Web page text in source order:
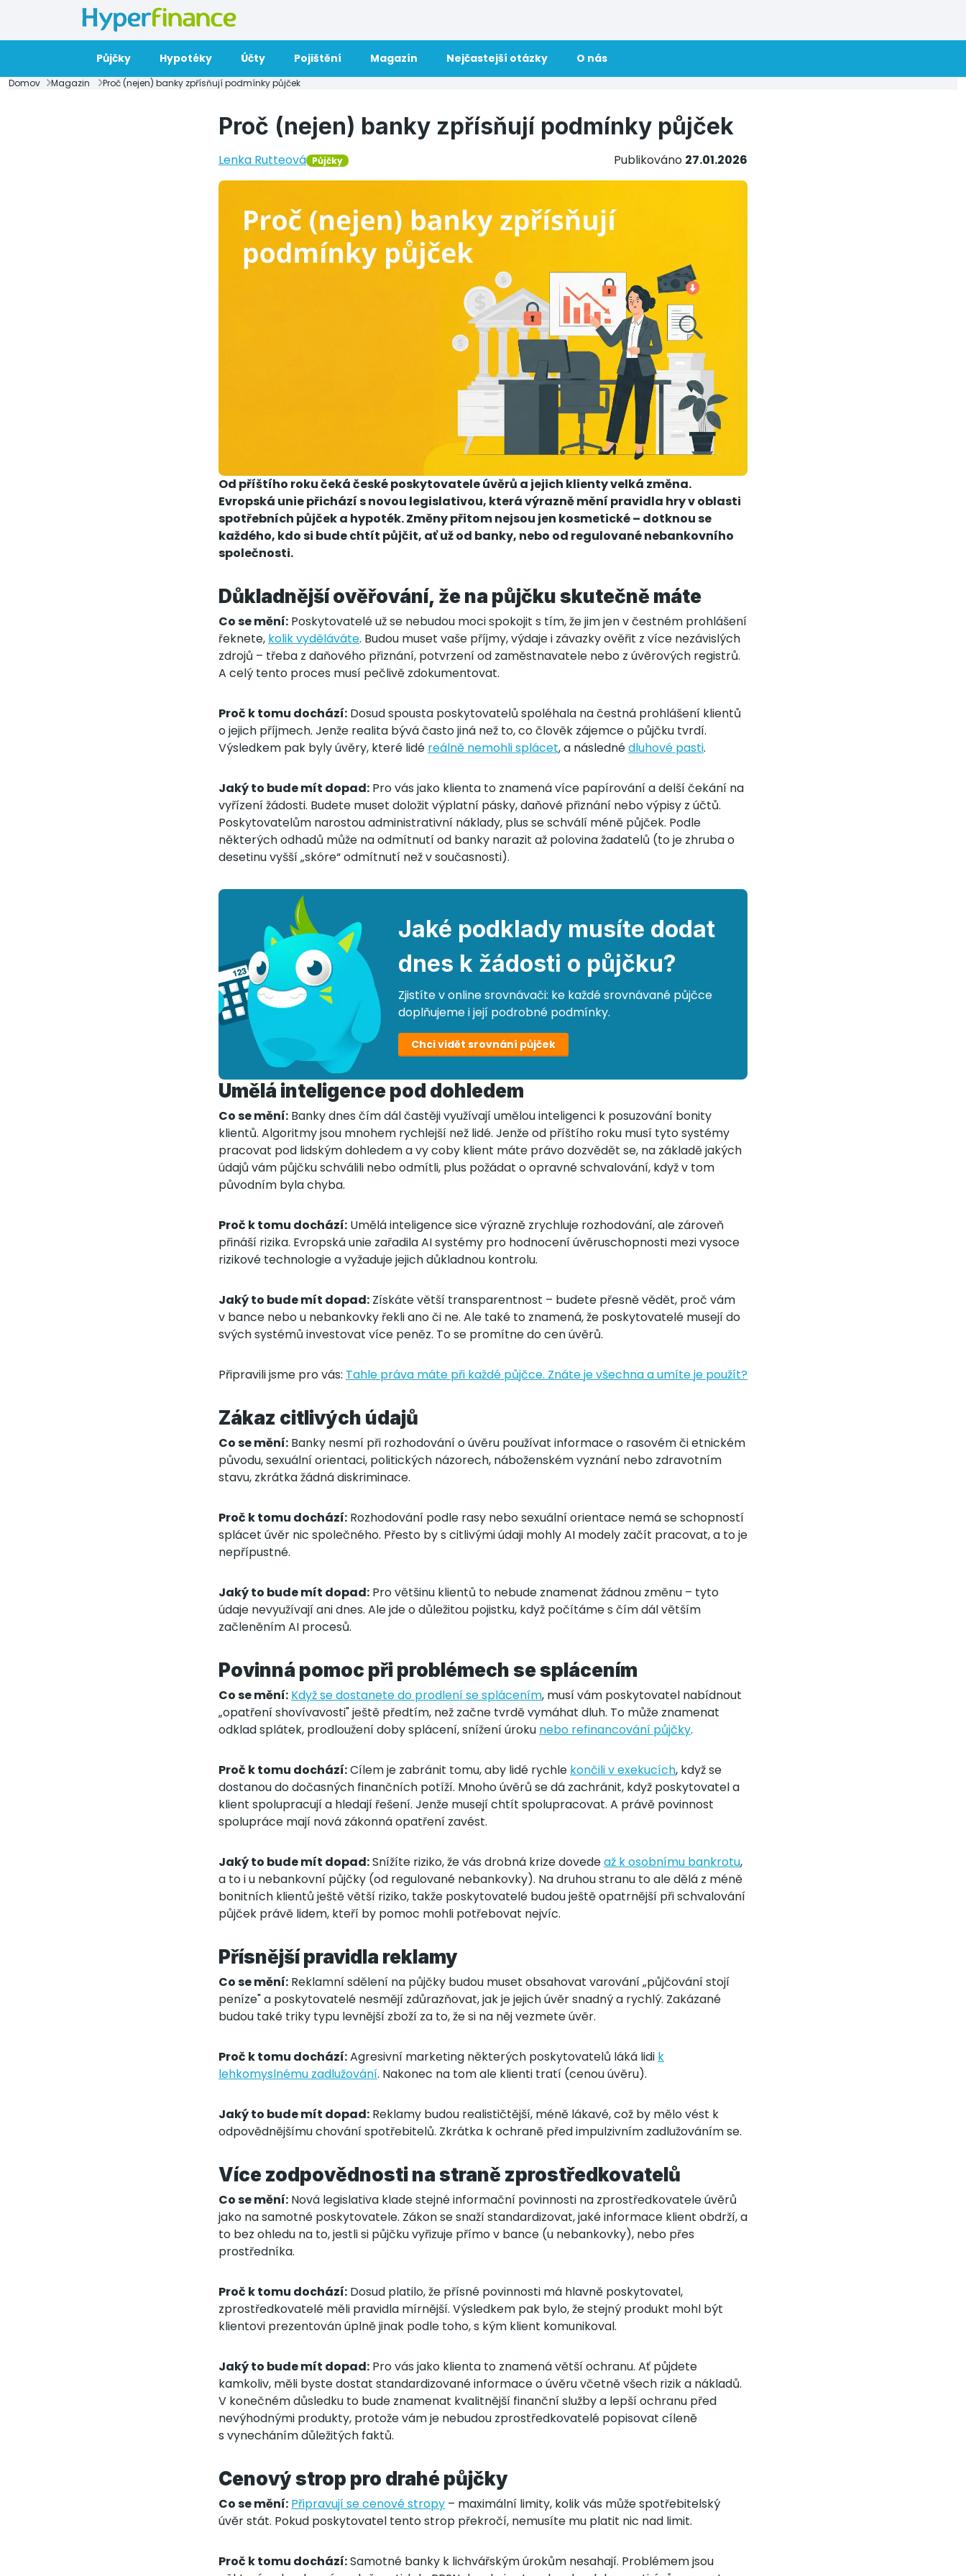
Půjčky Hypotéky Účty Pojištění Magazín Nejčastejší otázky O nás
Domov Magazin Proč (nejen) banky zpřísňují podmínky půjček
Proč (nejen) banky zpřísňují podmínky půjček
Lenka Rutteová Půjčky Publikováno 27.01.2026
Od příštího roku čeká české poskytovatele úvěrů a jejich klienty velká změna.
Evropská unie přichází s novou legislativou, která výrazně mění pravidla hry v oblasti
spotřebních půjček a hypoték. Změny přitom nejsou jen kosmetické – dotknou se
každého, kdo si bude chtít půjčit, ať už od banky, nebo od regulované nebankovního
společnosti.
Důkladnější ověřování, že na půjčku skutečně máte
Co se mění: Poskytovatelé už se nebudou moci spokojit s tím, že jim jen v čestném prohlášení
řeknete, kolik vyděláváte. Budou muset vaše příjmy, výdaje i závazky ověřit z více nezávislých
zdrojů – třeba z daňového přiznání, potvrzení od zaměstnavatele nebo z úvěrových registrů.
A celý tento proces musí pečlivě zdokumentovat.
Proč k tomu dochází: Dosud spousta poskytovatelů spoléhala na čestná prohlášení klientů
o jejich příjmech. Jenže realita bývá často jiná než to, co člověk zájemce o půjčku tvrdí.
Výsledkem pak byly úvěry, které lidé reálně nemohli splácet, a následnédluhové pasti.
Jaký to bude mít dopad: Pro vás jako klienta to znamená více papírování a delší čekání na
vyřízení žádosti. Budete muset doložit výplatní pásky, daňové přiznání nebo výpisy z účtů.
Poskytovatelům narostou administrativní náklady, plus se schválí méně půjček. Podle
některých odhadů může na odmítnutí od banky narazit až polovina žadatelů (to je zhruba o
desetinu vyšší „skóre“ odmítnutí než v současnosti).
Jaké podklady musíte dodat
dnes k žádosti o půjčku?
Zjistíte v online srovnávači: ke každé srovnávané půjčce
doplňujeme i její podrobné podmínky.
Chci vidět srovnání půjček
Umělá inteligence pod dohledem
Co se mění: Banky dnes čím dál častěji využívají umělou inteligenci k posuzování bonity
klientů. Algoritmy jsou mnohem rychlejší než lidé. Jenže od příštího roku musí tyto systémy
pracovat pod lidským dohledem a vy coby klient máte právo dozvědět se, na základě jakých
údajů vám půjčku schválili nebo odmítli, plus požádat o opravné schvalování, když v tom
původním byla chyba.
Proč k tomu dochází: Umělá inteligence sice výrazně zrychluje rozhodování, ale zároveň
přináší rizika. Evropská unie zařadila AI systémy pro hodnocení úvěruschopnosti mezi vysoce
rizikové technologie a vyžaduje jejich důkladnou kontrolu.
Jaký to bude mít dopad: Získáte větší transparentnost – budete přesně vědět, proč vám
v bance nebo u nebankovky řekli ano či ne. Ale také to znamená, že poskytovatelé musejí do
svých systémů investovat více peněz. To se promítne do cen úvěrů.
Připravili jsme pro vás: Tahle práva máte při každé půjčce. Znáte je všechna a umíte je použít?
Zákaz citlivých údajů
Co se mění: Banky nesmí při rozhodování o úvěru používat informace o rasovém či etnickém
původu, sexuální orientaci, politických názorech, náboženském vyznání nebo zdravotním
stavu, zkrátka žádná diskriminace.
Proč k tomu dochází: Rozhodování podle rasy nebo sexuální orientace nemá se schopností
splácet úvěr nic společného. Přesto by s citlivými údaji mohly AI modely začít pracovat, a to je
nepřípustné.
Jaký to bude mít dopad: Pro většinu klientů to nebude znamenat žádnou změnu – tyto
údaje nevyužívají ani dnes. Ale jde o důležitou pojistku, když počítáme s čím dál větším
začleněním AI procesů.
Povinná pomoc při problémech se splácením
Co se mění: Když se dostanete do prodlení se splácením, musí vám poskytovatel nabídnout
„opatření shovívavosti" ještě předtím, než začne tvrdě vymáhat dluh. To může znamenat
odklad splátek, prodloužení doby splácení, snížení úroku nebo refinancování půjčky.
Proč k tomu dochází:Cílem je zabránit tomu, aby lidé rychle končili v exekucích, když se
dostanou do dočasných finančních potíží. Mnoho úvěrů se dá zachránit, když poskytovatel a
klient spolupracují a hledají řešení. Jenže musejí chtít spolupracovat. A právě povinnost
spolupráce mají nová zákonná opatření zavést.
Jaký to bude mít dopad:Snížíte riziko, že vás drobná krize dovedeaž k osobnímu bankrotu,
a to i u nebankovní půjčky (od regulované nebankovky). Na druhou stranu to ale dělá z méně
bonitních klientů ještě větší riziko, takže poskytovatelé budou ještě opatrnější při schvalování
půjček právě lidem, kteří by pomoc mohli potřebovat nejvíc.
Přísnější pravidla reklamy
Co se mění: Reklamní sdělení na půjčky budou muset obsahovat varování „půjčování stojí
peníze" a poskytovatelé nesmějí zdůrazňovat, jak je jejich úvěr snadný a rychlý. Zakázané
budou také triky typu levnější zboží za to, že si na něj vezmete úvěr.
Proč k tomu dochází:Agresivní marketing některých poskytovatelů láká lidi k
lehkomyslnému zadlužování. Nakonec na tom ale klienti tratí (cenou úvěru).
Jaký to bude mít dopad: Reklamy budou realističtější, méně lákavé, což by mělo vést k
odpovědnějšímu chování spotřebitelů. Zkrátka k ochraně před impulzivním zadlužováním se.
Více zodpovědnosti na straně zprostředkovatelů
Co se mění: Nová legislativa klade stejné informační povinnosti na zprostředkovatele úvěrů
jako na samotné poskytovatele. Zákon se snaží standardizovat, jaké informace klient obdrží, a
to bez ohledu na to, jestli si půjčku vyřizuje přímo v bance (u nebankovky), nebo přes
prostředníka.
Proč k tomu dochází: Dosud platilo, že přísné povinnosti má hlavně poskytovatel,
zprostředkovatelé měli pravidla mírnější. Výsledkem pak bylo, že stejný produkt mohl být
klientovi prezentován úplně jinak podle toho, s kým klient komunikoval.
Jaký to bude mít dopad: Pro vás jako klienta to znamená větší ochranu. Ať půjdete
kamkoliv, měli byste dostat standardizované informace o úvěru včetně všech rizik a nákladů.
V konečném důsledku to bude znamenat kvalitnější finanční služby a lepší ochranu před
nevýhodnými produkty, protože vám je nebudou zprostředkovatelé popisovat cíleně
s vynecháním důležitých faktů.
Cenový strop pro drahé půjčky
Co se mění: Připravují se cenové stropy – maximální limity, kolik vás může spotřebitelský
úvěr stát. Pokud poskytovatel tento strop překročí, nemusíte mu platit nic nad limit.
Proč k tomu dochází:Samotné banky k lichvářským úrokům nesahají. Problémem jsou